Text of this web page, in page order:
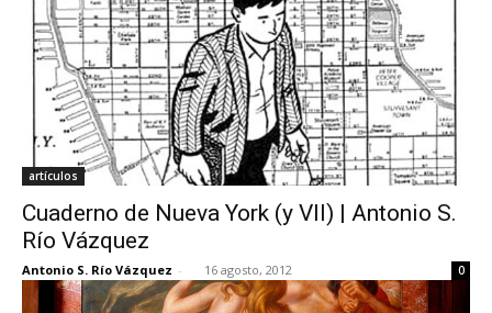
artículos
Cuaderno de Nueva York (y VII) | Antonio S.
Río Vázquez
Antonio S. Río Vázquez - 16 agosto, 2012 0